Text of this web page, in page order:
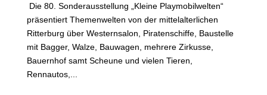
Die 80. Sonderausstellung „Kleine Playmobilwelten“
präsentiert Themenwelten von der mittelalterlichen
Ritterburg über Westernsalon, Piratenschiffe, Baustelle
mit Bagger, Walze, Bauwagen, mehrere Zirkusse,
Bauernhof samt Scheune und vielen Tieren,
Rennautos,...